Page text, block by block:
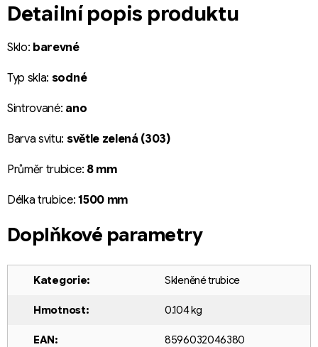
Detailní popis produktu
Sklo: barevné
Typ skla: sodné
Sintrované: ano
Barva svitu: světle zelená (303)
Průměr trubice: 8 mm
Délka trubice: 1500 mm
Doplňkové parametry
Kategorie: Skleněné trubice
Hmotnost: 0.104 kg
EAN: 8596032046380